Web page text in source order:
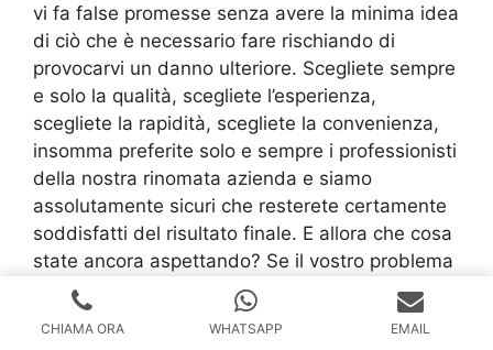
vi fa false promesse senza avere la minima idea
di ciò che è necessario fare rischiando di
provocarvi un danno ulteriore. Scegliete sempre
e solo la qualità, scegliete l’esperienza,
scegliete la rapidità, scegliete la convenienza,
insomma preferite solo e sempre i professionisti
della nostra rinomata azienda e siamo
assolutamente sicuri che resterete certamente
soddisfatti del risultato finale. E allora che cosa
state ancora aspettando? Se il vostro problema
è un guasto in bagno o in cucina, affrettatevi a
comporre il numero presente sul nostro sito
CHIAMA ORA WHATSAPP EMAIL